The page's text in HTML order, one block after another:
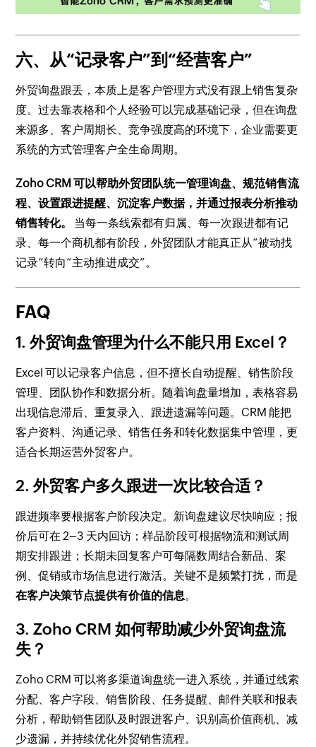
六、从“记录客户”到“经营客户”
外贸询盘跟丢，本质上是客户管理方式没有跟上销售复杂
度。过去靠表格和个人经验可以完成基础记录，但在询盘
来源多、客户周期长、竞争强度高的环境下，企业需要更
系统的方式管理客户全生命周期。
Zoho CRM 可以帮助外贸团队统一管理询盘、规范销售流
程、设置跟进提醒、沉淀客户数据，并通过报表分析推动
销售转化。
当每一条线索都有归属、每一次跟进都有记
录、每一个商机都有阶段，外贸团队才能真正从“被动找
记录”转向“主动推进成交”。
FAQ
1. 外贸询盘管理为什么不能只用 Excel？
Excel 可以记录客户信息，但不擅长自动提醒、销售阶段
管理、团队协作和数据分析。随着询盘量增加，表格容易
出现信息滞后、重复录入、跟进遗漏等问题。CRM 能把
客户资料、沟通记录、销售任务和转化数据集中管理，更
适合长期运营外贸客户。
2. 外贸客户多久跟进一次比较合适？
跟进频率要根据客户阶段决定。新询盘建议尽快响应；报
价后可在 2–3 天内回访；样品阶段可根据物流和测试周
期安排跟进；长期未回复客户可每隔数周结合新品、案
例、促销或市场信息进行激活。关键不是频繁打扰，而是
在客户决策节点提供有价值的信息。
3. Zoho CRM 如何帮助减少外贸询盘流
失？
Zoho CRM 可以将多渠道询盘统一进入系统，并通过线索
分配、客户字段、销售阶段、任务提醒、邮件关联和报表
分析，帮助销售团队及时跟进客户、识别高价值商机、减
少遗漏，并持续优化外贸销售流程。